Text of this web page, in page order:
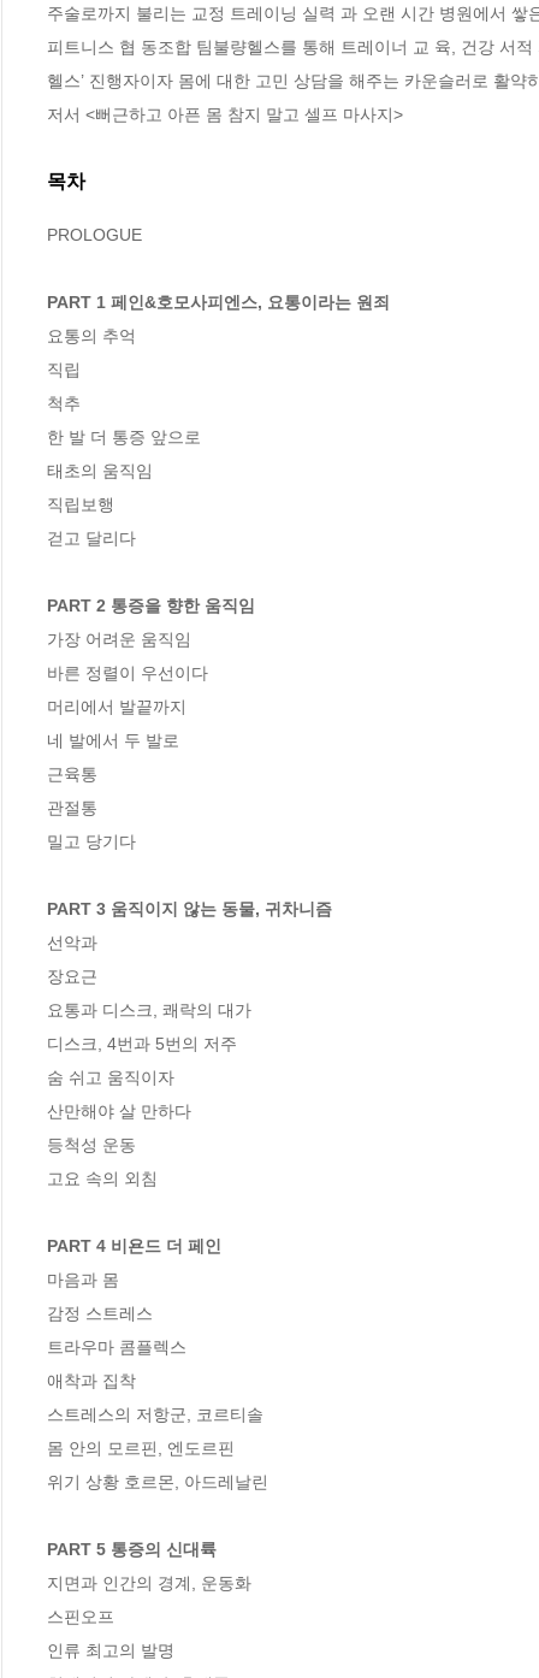
주술로까지 불리는 교정 트레이닝 실력 과 오랜 시간 병원에서
피트니스 협 동조합 팀불량헬스를 통해 트레이너 교 육, 건강 서
헬스’ 진행자이자 몸에 대한 고민 상담을 해주는 카운슬러로 활약
저서 <뻐근하고 아픈 몸 참지 말고 셀프 마사지>
목차
PROLOGUE
PART 1 페인&호모사피엔스, 요통이라는 원죄
요통의 추억
직립
척추
한 발 더 통증 앞으로
태초의 움직임
직립보행
걷고 달리다
PART 2 통증을 향한 움직임
가장 어려운 움직임
바른 정렬이 우선이다
머리에서 발끝까지
네 발에서 두 발로
근육통
관절통
밀고 당기다
PART 3 움직이지 않는 동물, 귀차니즘
선악과
장요근
요통과 디스크, 쾌락의 대가
디스크, 4번과 5번의 저주
숨 쉬고 움직이자
산만해야 살 만하다
등척성 운동
고요 속의 외침
PART 4 비욘드 더 페인
마음과 몸
감정 스트레스
트라우마 콤플렉스
애착과 집착
스트레스의 저항군, 코르티솔
몸 안의 모르핀, 엔도르핀
위기 상황 호르몬, 아드레날린
PART 5 통증의 신대륙
지면과 인간의 경계, 운동화
스핀오프
인류 최고의 발명